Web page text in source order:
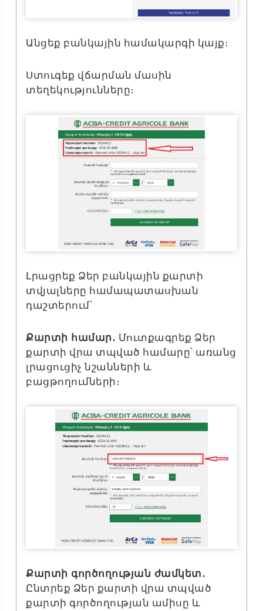
Անցեք բանկային համակարգի կայք։
Ստուգեք վճարման մասին
տեղեկությունները։
Լրացրեք Ձեր բանկային քարտի
տվյալները համապատասխան
դաշտերում՝
Քարտի համար․ Մուտքագրեք Ձեր
քարտի վրա տպված համարը՝ առանց
լրացուցիչ նշանների և
բացթողումների։
Քարտի գործողության ժամկետ․
Ընտրեք Ձեր քարտի վրա տպված
քարտի գործողության ամիսը և